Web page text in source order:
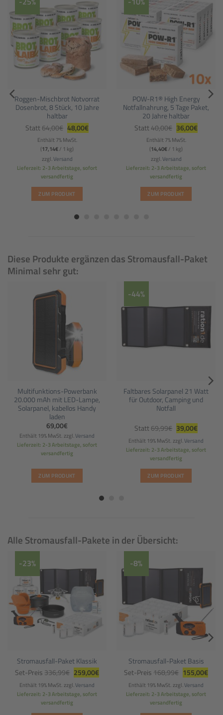
Roggen-Mischbrot Notvorrat
Dosenbrot, 8 Stück, 10 Jahre
haltbar
Statt64,00€ Ursprünglicher
Preis
war:
64,00€
48,00€Aktueller
Preis
Enthält 7% MwSt.
(17,14€/ 1 kg)
zzgl.Versand
Lieferzeit: 2-3 Arbeitstage, sofort
versandfertig
ZUM PRODUKT
POW-R1® High Energy
Notfallnahrung, 5 Tage Paket,
20 Jahre haltbar
Statt 40,00€ Ursprünglicher
Preis
war:
40,00€
36,00€Aktueller
Preis
Enthält 7% MwSt.
(14,40€/ 1 kg)
zzgl.Versand
Lieferzeit: 2-3 Arbeitstage, sofort
versandfertig
ZUM PRODUKT
Diese Produkte ergänzen das Stromausfall-Paket
Minimal sehr gut:
Multifunktions-Powerbank
20.000 mAh mit LED-Lampe,
Solarpanel, kabellos Handy
laden
69,00€
Enthält 19% MwSt.zzgl.Versand
Lieferzeit: 2-3 Arbeitstage, sofort
versandfertig
ZUM PRODUKT
-44%
Faltbares Solarpanel 21 Watt
für Outdoor, Camping und
Notfall
Statt69,99€ Ursprünglicher
Preis
war:
69,99€
39,00€Aktueller
Preis
ist:
39,00€.
Enthält 19% MwSt.zzgl.Versand
Lieferzeit: 2-3 Arbeitstage, sofort
versandfertig
ZUM PRODUKT
Alle Stromausfall-Pakete in der Übersicht:
-23%
Stromausfall-Paket Klassik
Set-Preis 336,99€ Ursprünglicher
Preis
war:
336,99€
259,00€Aktueller
Preis
Enthält 19% MwSt.zzgl.Versand
Lieferzeit: 2-3 Arbeitstage, sofort
versandfertig
-8%
Stromausfall-Paket Basis
Set-Preis 168,99€ Preis
war:
168,99€
155,00€Preis
Enthält 19% MwSt.zzgl.Versand
Lieferzeit: 2-3 Arbeitstage, sofort
versandfertig